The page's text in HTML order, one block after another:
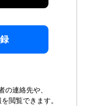
の連絡先や、
閲覧できます。